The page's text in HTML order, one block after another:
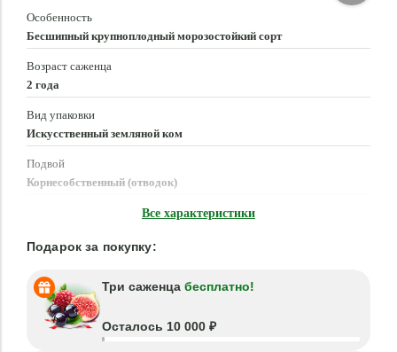
Особенность
Бесшипный крупноплодный морозостойкий сорт
Возраст саженца
2 года
Вид упаковки
Искусственный земляной ком
Подвой
Корнесобственный (отводок)
Все характеристики
Подарок за покупку:
Три саженца бесплатно!
Осталось 10 000 ₽